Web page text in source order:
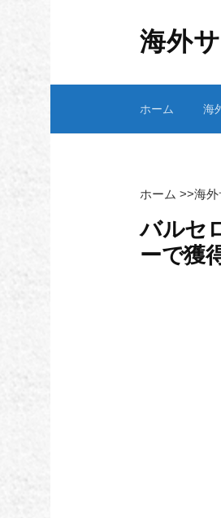
ス
海外
ホーム 海
ホーム >>海外
バルセ
ーで獲